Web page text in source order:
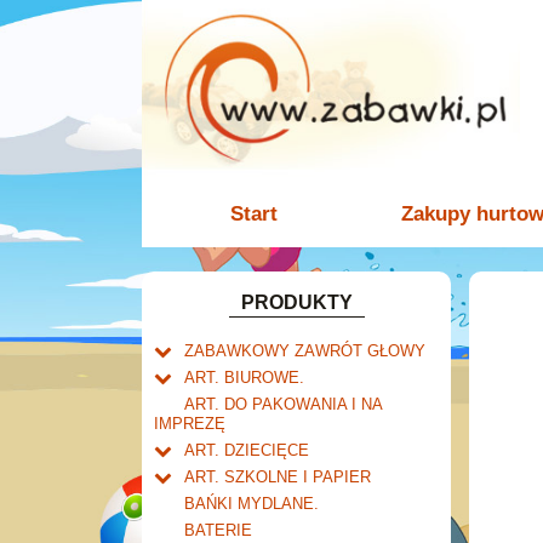
Start Zakupy
PRODUKTY
ZABAWKOWY ZAWRÓT GŁOWY
Welly.
Mały naukowiec.
Zabawki dla chłopców.
cybertransformacja
Akcesoria dla lalek.
ART. BIUROWE.
Kalendarze.
Książkowe
Wieloletnie
Ścienne
Zdzieraki
Dziurkacze i zszywacze.
Klipy i spinacze.
Korektory.
Skoroszyty, teczki i segregatory.
ART. DO PAKOWANIA I NA
IMPREZĘ
ART. DZIECIĘCE
Artykuły drogeryjne.
Produkty dla mamy i
ART. SZKOLNE I PAPIER
Tornistry, plecaki i walizki.
Drobne artykuły szkolne.
BAŃKI MYDLANE.
BATERIE